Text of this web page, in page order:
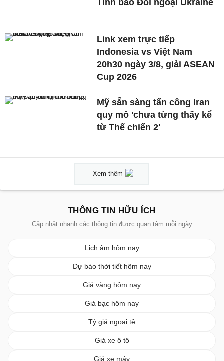
Link xem trực tiếp
Indonesia vs Việt Nam
20h30 ngày 3/8, giải ASEAN
Cup 2026
Mỹ sẵn sàng tấn công Iran
quy mô 'chưa từng thấy kể
từ Thế chiến 2'
Xem thêm
THÔNG TIN HỮU ÍCH
Cập nhật nhanh các thông tin được quan tâm mỗi ngày
Lịch âm hôm nay
Dự báo thời tiết hôm nay
Giá vàng hôm nay
Giá bạc hôm nay
Tỷ giá ngoại tệ
Giá xe ô tô
Giá xe máy